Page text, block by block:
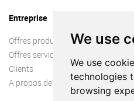
We use
We use
technologies
browsing
Entreprise
Offres produit
Offres services
Clients
A propos de nous